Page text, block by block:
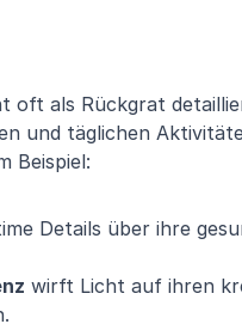
oft als Rückgrat
und täglichen
Beispiel:
Details über ihre
wirft Licht auf ihren